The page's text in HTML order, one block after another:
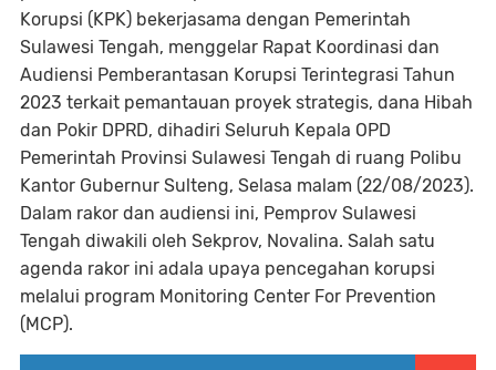
Korupsi (KPK) bekerjasama dengan Pemerintah
Sulawesi Tengah, menggelar Rapat Koordinasi dan
Audiensi Pemberantasan Korupsi Terintegrasi Tahun
2023 terkait pemantauan proyek strategis, dana Hibah
dan Pokir DPRD, dihadiri Seluruh Kepala OPD
Pemerintah Provinsi Sulawesi Tengah di ruang Polibu
Kantor Gubernur Sulteng, Selasa malam (22/08/2023).
Dalam rakor dan audiensi ini, Pemprov Sulawesi
Tengah diwakili oleh Sekprov, Novalina. Salah satu
agenda rakor ini adala upaya pencegahan korupsi
melalui program Monitoring Center For Prevention
(MCP).